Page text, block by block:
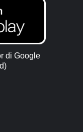
di Google